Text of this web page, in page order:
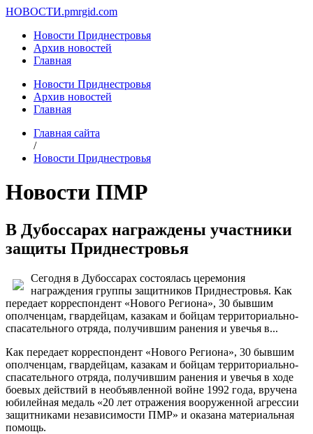
НОВОСТИ.pmrgid.com
Новости Приднестровья
Архив новостей
Главная
Новости Приднестровья
Архив новостей
Главная
Главная сайта
/
Новости Приднестровья
Новости ПМР
В Дубоссарах награждены участники
защиты Приднестровья
Сегодня в Дубоссарах состоялась церемония
награждения группы защитников Приднестровья. Как
передает корреспондент «Нового Региона», 30 бывшим
ополченцам, гвардейцам, казакам и бойцам территориально-
спасательного отряда, получившим ранения и увечья в...
Как передает корреспондент «Нового Региона», 30 бывшим
ополченцам, гвардейцам, казакам и бойцам территориально-
спасательного отряда, получившим ранения и увечья в ходе
боевых действий в необъявленной войне 1992 года, вручена
юбилейная медаль «20 лет отражения вооруженной агрессии
защитниками независимости ПМР» и оказана материальная
помощь.